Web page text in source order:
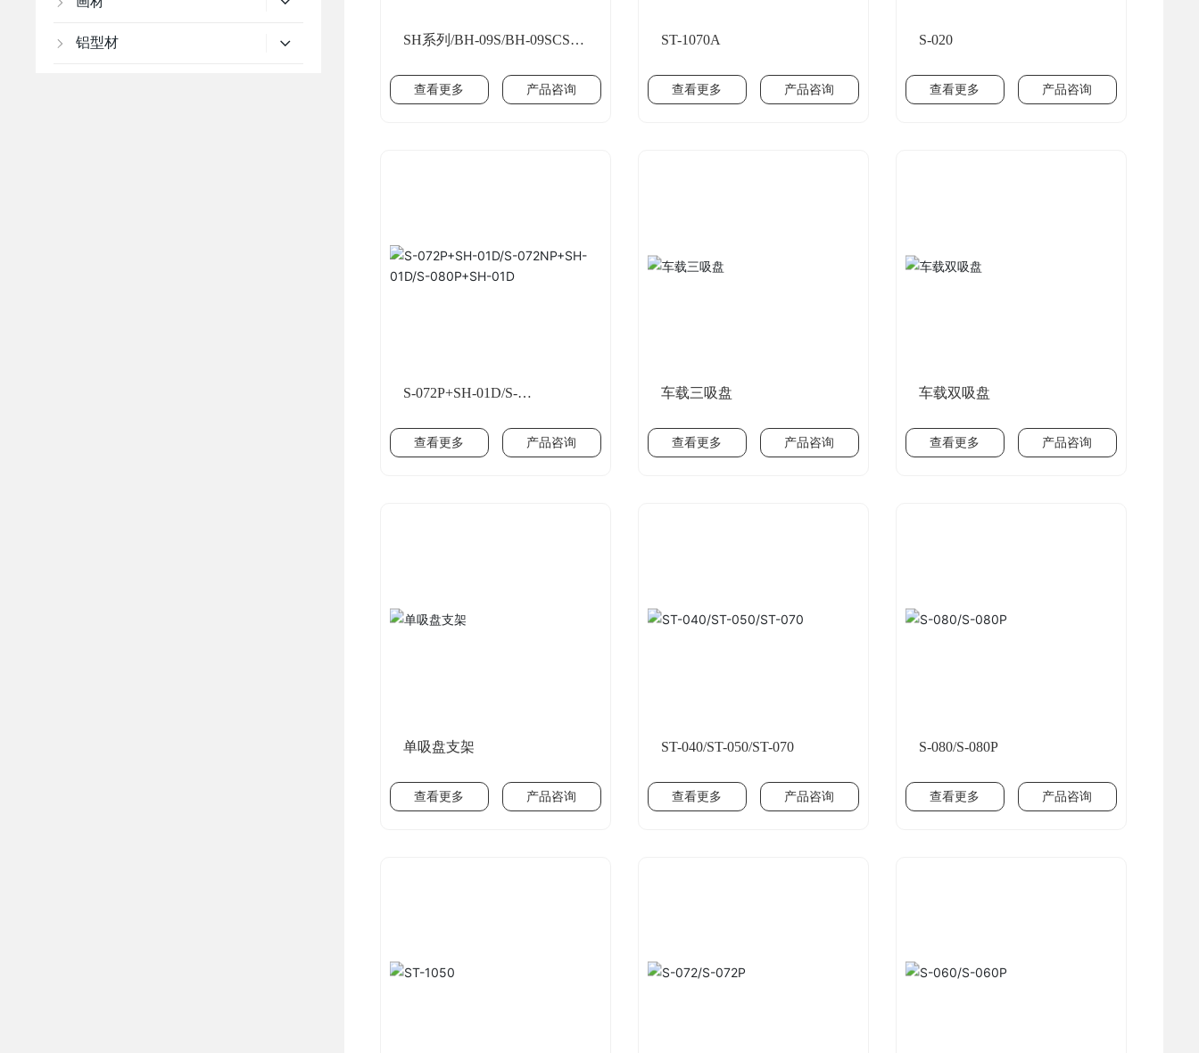
铝型材
SH系列/BH-09S/BH-09SCS
查看更多 产品咨询
ST-1070A
查看更多 产品咨询
S-020
查看更多 产品咨询
S-072P+SH-01D/S-
01D
查看更多 产品咨询
车载三吸盘
查看更多 产品咨询
车载双吸盘
查看更多 产品咨询
单吸盘支架
查看更多 产品咨询
ST-040/ST-050/ST-070
查看更多 产品咨询
S-080/S-080P
查看更多 产品咨询